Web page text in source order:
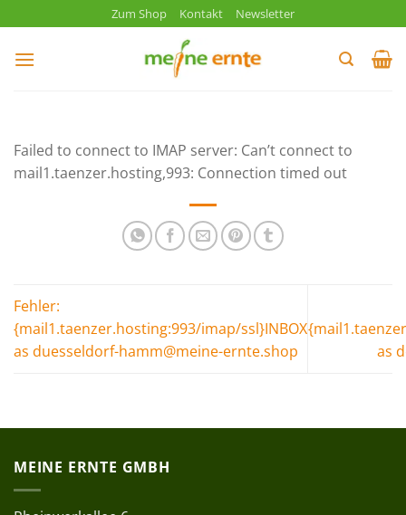
Inhalt
springen
Zum Shop Kontakt Newsletter
Failed to connect to IMAP server: Can’t connect to
mail1.taenzer.hosting,993: Connection timed out
Fehler:
{mail1.taenzer.hosting:993/imap/ssl}INBOX
as duesseldorf-hamm@meine-ernte.shop
as
MEINE ERNTE GMBH